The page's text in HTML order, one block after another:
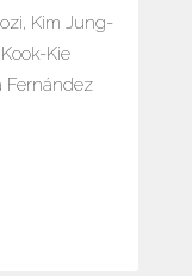
Kim Jung-
Kie
Fernández